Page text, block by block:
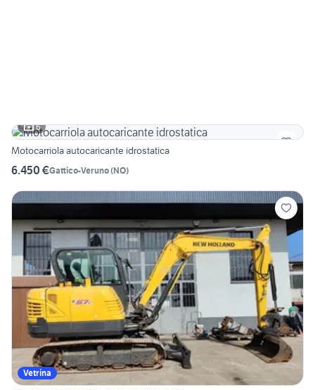
6
Motocarriola autocaricante idrostatica
6.450 €Gattico-Veruno(NO)
Vetrina